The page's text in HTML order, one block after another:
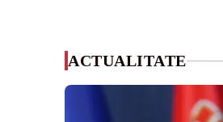
ACTUALITATE